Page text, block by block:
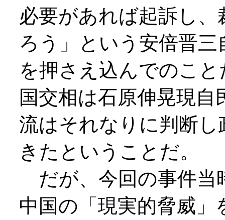
必要があれば起訴し
ろう」という安倍晋
を押さえ込んでのこ
国交相は石原伸晃現
流はそれなりに判断
きたということだ。
だが、今回の事件当
中国の「現実的脅威